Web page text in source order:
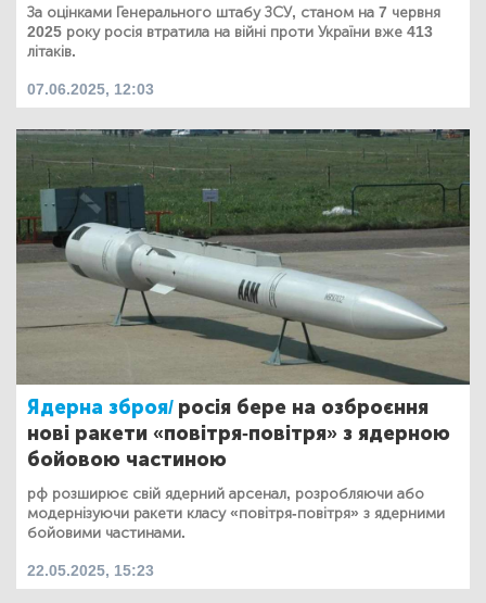
За оцінками Генерального штабу ЗСУ, станом на 7 червня
2025 року росія втратила на війні проти України вже 413
літаків.
07.06.2025, 12:03
Ядерна зброя/ росія бере на озброєння
нові ракети «повітря-повітря» з ядерною
бойовою частиною
рф розширює свій ядерний арсенал, розробляючи або
модернізуючи ракети класу «повітря-повітря» з ядерними
бойовими частинами.
22.05.2025, 15:23